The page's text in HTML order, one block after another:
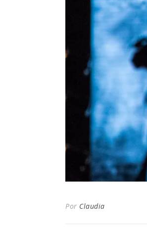
Por Claudia